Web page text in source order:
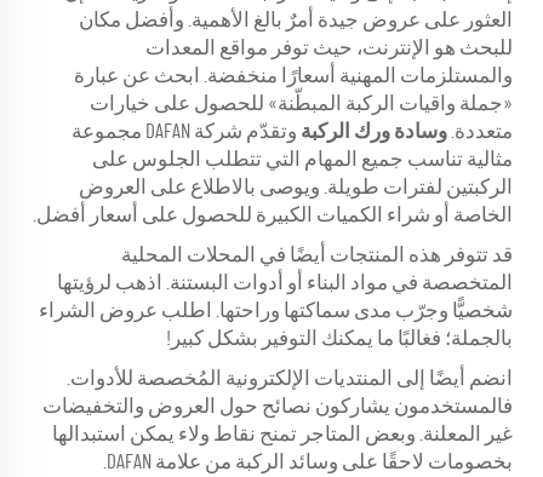
العثور على عروض جيدة أمرٌ بالغ الأهمية. وأفضل مكان
للبحث هو الإنترنت، حيث توفر مواقع المعدات
والمستلزمات المهنية أسعارًا منخفضة. ابحث عن عبارة
«جملة واقيات الركبة المبطّنة» للحصول على خيارات
متعددة. وسادة ورك الركبة
وتقدّم شركة DAFAN مجموعة
مثالية تناسب جميع المهام التي تتطلب الجلوس على
الركبتين لفترات طويلة. ويوصى بالاطلاع على العروض
الخاصة أو شراء الكميات الكبيرة للحصول على أسعار أفضل.
قد تتوفر هذه المنتجات أيضًا في المحلات المحلية
المتخصصة في مواد البناء أو أدوات البستنة. اذهب لرؤيتها
شخصيًّا وجرّب مدى سماكتها وراحتها. اطلب عروض الشراء
بالجملة؛ فغالبًا ما يمكنك التوفير بشكل كبير!
انضم أيضًا إلى المنتديات الإلكترونية المُخصصة للأدوات.
فالمستخدمون يشاركون نصائح حول العروض والتخفيضات
غير المعلنة. وبعض المتاجر تمنح نقاط ولاء يمكن استبدالها
بخصومات لاحقًا على وسائد الركبة من علامة DAFAN.